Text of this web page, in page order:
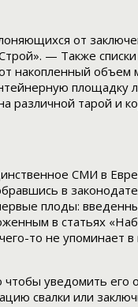
от
— Также
накопленный объем
различной тарой и
СМИ в
в
плоды:
в статьях
то не упоминает
уведомить
свалки или